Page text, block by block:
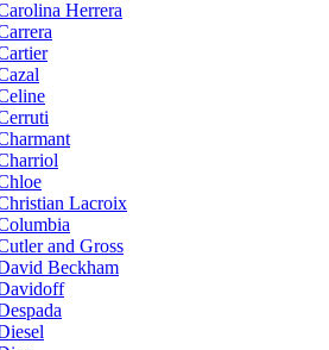
Herrera
Lacroix
and Gross
Beckham